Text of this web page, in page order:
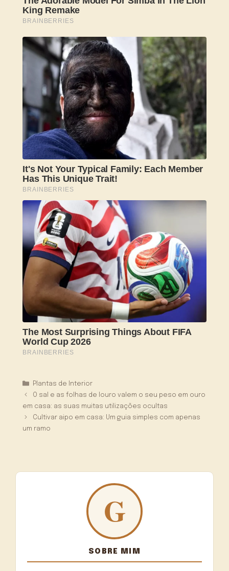
Categorias
Plantas de Interior
O sal e as folhas de louro valem o seu peso em ouro
em casa: as suas muitas utilizações ocultas
Cultivar aipo em casa: Um guia simples com apenas
um ramo
SOBRE MIM